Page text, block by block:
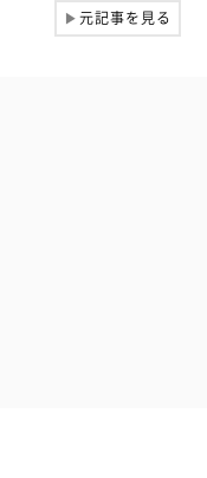
▶元記事を見る